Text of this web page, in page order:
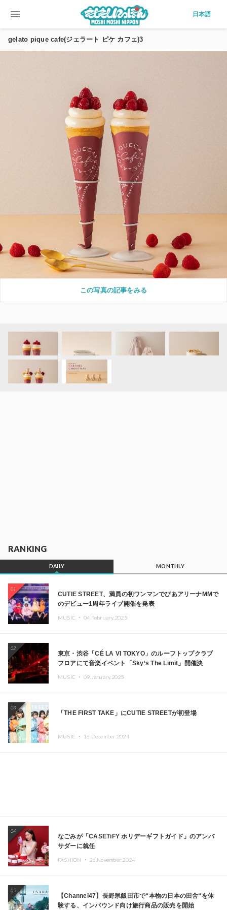
menu 日本語
gelato pique cafe(ジェラート ピケ カフェ)3
この写真の記事をみる
RANKING
DAILY MONTHLY
01
CUTIE STREET、満員の初ワンマンでぴあアリーナMMで
のデビュー1周年ライブ開催を発表
MUSIC ・ 04.February.2025
02
東京・渋谷「CÉ LA VI TOKYO」のルーフトップクラブ
フロアにて音楽イベント「Sky‘s The Limit」開催決
MUSIC ・ 09.January.2025
03
「THE FIRST TAKE」にCUTIE STREETが初登場
MUSIC ・ 16.December.2024
04
なごみが「CASETiFY ホリデーギフトガイド」のアンバ
サダーに就任
FASHION ・ 26.November.2024
05
【Channel47】長野県飯田市で“本物の日本の田舎“を体
験する、インバウンド向け旅行商品の販売を開始